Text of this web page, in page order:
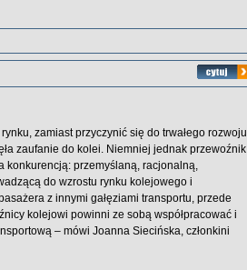
zamiast przyczynić się do trwałego rozwoju
zaufanie do kolei. Niemniej jednak przewoźnik
konkurencją: przemyślaną, racjonalną,
do wzrostu rynku kolejowego i
z innymi gałęziami transportu, przede
kolejowi powinni ze sobą współpracować i
– mówi Joanna Siecińska, członkini